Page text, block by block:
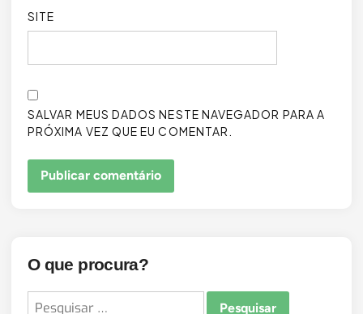
SITE
SALVAR MEUS DADOS NESTE NAVEGADOR PARA A
PRÓXIMA VEZ QUE EU COMENTAR.
O que procura?
Pesquisar